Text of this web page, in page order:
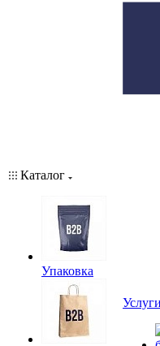
Каталог
Упаковка
Услуги